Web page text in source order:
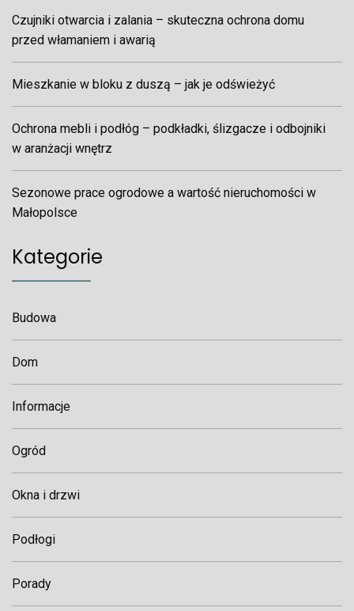
Czujniki otwarcia i zalania – skuteczna ochrona domu
przed włamaniem i awarią
Mieszkanie w bloku z duszą – jak je odświeżyć
Ochrona mebli i podłóg – podkładki, ślizgacze i odbojniki
w aranżacji wnętrz
Sezonowe prace ogrodowe a wartość nieruchomości w
Małopolsce
Kategorie
Budowa
Dom
Informacje
Ogród
Okna i drzwi
Podłogi
Porady